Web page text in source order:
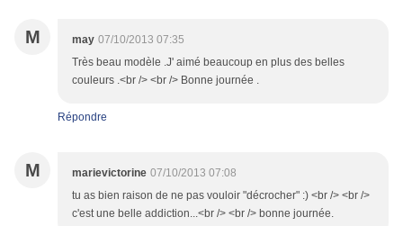
M may 07/10/2013 07:35
Très beau modèle .J' aimé beaucoup en plus des belles
couleurs .<br /> <br /> Bonne journée .
Répondre
M marievictorine 07/10/2013 07:08
tu as bien raison de ne pas vouloir "décrocher" :) <br /> <br />
c'est une belle addiction...<br /> <br /> bonne journée.